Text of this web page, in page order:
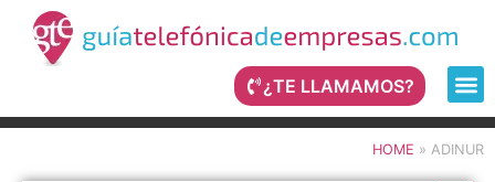
¿TE LLAMAMOS?
HOME » ADINUR